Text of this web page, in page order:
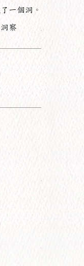
一個洞。
察